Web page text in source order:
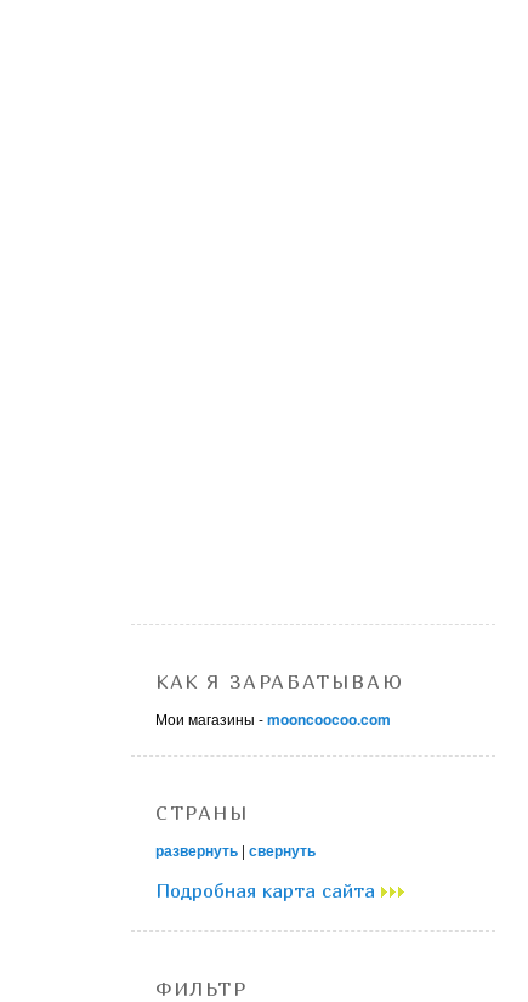
КАК Я ЗАРАБАТЫВАЮ
Мои магазины -mooncoocoo.com
СТРАНЫ
развернуть | свернуть
Подробная карта сайта
ФИЛЬТР